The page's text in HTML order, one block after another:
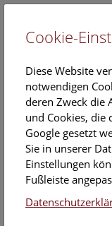
Die
Die
Petrographischen
Cookie-
Diese Website
notwendigen
deren Zweck die
und Cookies, die
Google gesetzt
Sie in unserer
Einstellungen
Fußleiste